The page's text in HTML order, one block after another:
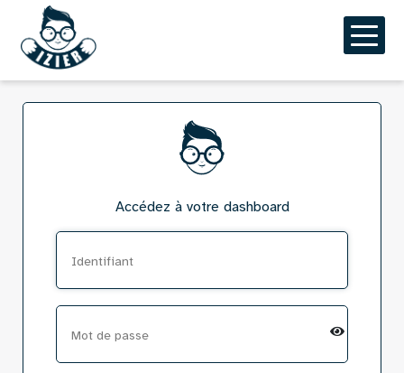
Accédez à votre dashboard